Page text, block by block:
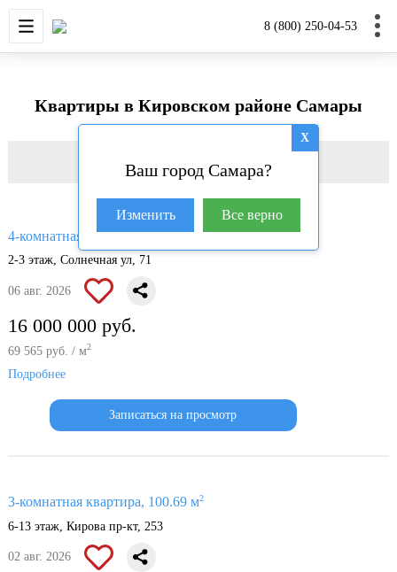
8 (800) 250-04-53
НОВОСТРОЙКИ ДОМА И
X
Ваш город Самара?
Изменить Все верно
Квартиры в Кировском районе Самары
Фильтр
4-комнатная квартира, 230 м2
2-3 этаж, Солнечная ул, 71
06 авг. 2026
16 000 000 руб.
69 565 руб. / м2
Подробнее
Записаться на просмотр
3-комнатная квартира, 100.69 м2
6-13 этаж, Кирова пр-кт, 253
02 авг. 2026